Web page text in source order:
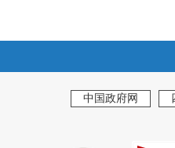
中国政府网